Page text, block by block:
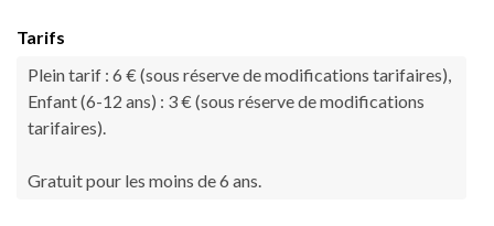
Tarifs
Plein tarif : 6 € (sous réserve de modifications tarifaires),
Enfant (6-12 ans) : 3 € (sous réserve de modifications
tarifaires).
Gratuit pour les moins de 6 ans.